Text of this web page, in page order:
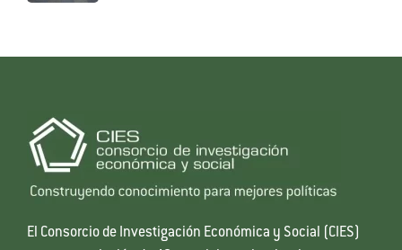
El Consorcio de Investigación Económica y Social (CIES)